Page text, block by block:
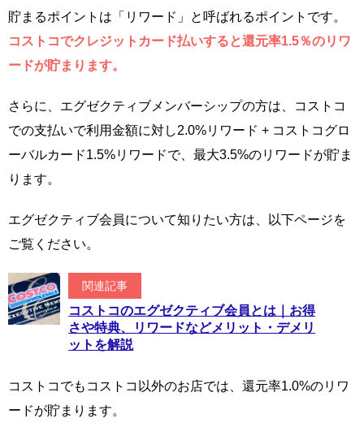
貯まるポイントは「リワード」と呼ばれるポイントです。
コストコでクレジットカード払いすると還元率1.5％のリワ
ードが貯まります。
さらに、エグゼクティブメンバーシップの方は、コストコ
での支払いで利用金額に対し2.0%リワード + コストコグロ
ーバルカード1.5%リワードで、最大3.5%のリワードが貯ま
ります。
エグゼクティブ会員について知りたい方は、以下ページを
ご覧ください。
関連記事
コストコのエグゼクティブ会員とは｜お得
さや特典、リワードなどメリット・デメリ
ットを解説
コストコでもコストコ以外のお店では、還元率1.0%のリワ
ードが貯まります。